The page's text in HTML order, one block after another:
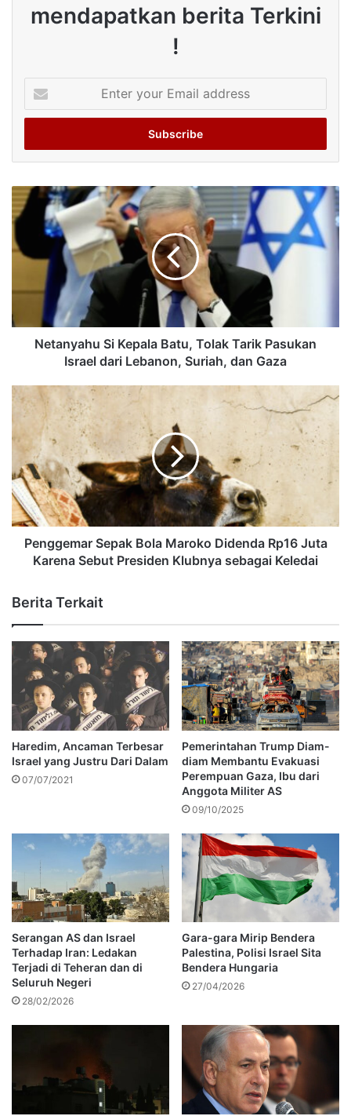
mendapatkan berita Terkini
!
your
Email
Netanyahu Si Kepala Batu, Tolak Tarik Pasukan
Israel dari Lebanon, Suriah, dan Gaza
Penggemar Sepak Bola Maroko Didenda Rp16 Juta
Karena Sebut Presiden Klubnya sebagai Keledai
Berita Terkait
Haredim, Ancaman Terbesar
Israel yang Justru Dari Dalam
07/07/2021
Pemerintahan Trump Diam-
diam Membantu Evakuasi
Perempuan Gaza, Ibu dari
Anggota Militer AS
09/10/2025
Serangan AS dan Israel
Terhadap Iran: Ledakan
Terjadi di Teheran dan di
Seluruh Negeri
28/02/2026
Gara-gara Mirip Bendera
Palestina, Polisi Israel Sita
Bendera Hungaria
27/04/2026